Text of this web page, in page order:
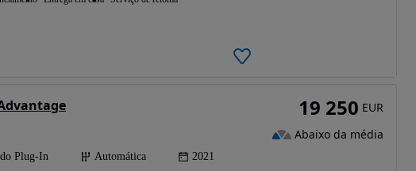
Plug-In Automática 2021
19 250 EUR
Abaixo da média